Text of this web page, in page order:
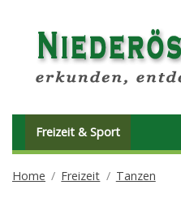
Freizeit & Sport
Home Freizeit Tanzen